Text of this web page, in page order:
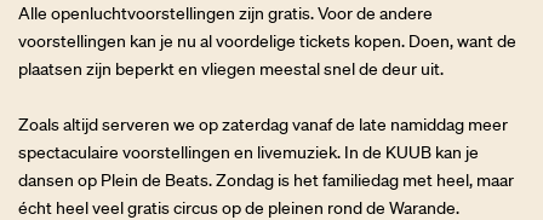
Alle openluchtvoorstellingen zijn gratis. Voor de andere
voorstellingen kan je nu al voordelige tickets kopen. Doen, want de
plaatsen zijn beperkt en vliegen meestal snel de deur uit.
Zoals altijd serveren we op zaterdag vanaf de late namiddag meer
spectaculaire voorstellingen en livemuziek. In de KUUB kan je
dansen op Plein de Beats. Zondag is het familiedag met heel, maar
écht heel veel gratis circus op de pleinen rond de Warande.